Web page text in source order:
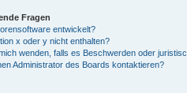
Fragen
entwickelt?
x oder y nicht enthalten?
wenden, falls es Beschwerden oder
Administrator des Boards kontaktieren?